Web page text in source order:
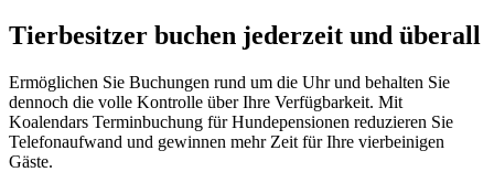
Tierbesitzer buchen jederzeit und überall
Ermöglichen Sie Buchungen rund um die Uhr und behalten Sie
dennoch die volle Kontrolle über Ihre Verfügbarkeit. Mit
Koalendars Terminbuchung für Hundepensionen reduzieren Sie
Telefonaufwand und gewinnen mehr Zeit für Ihre vierbeinigen
Gäste.